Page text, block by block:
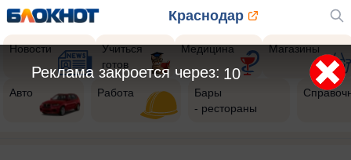
Краснодар
Новости
Учиться
готов
Медицина Магазины
Авто Работа
Бары
- рестораны
9
Реклама закроется через: